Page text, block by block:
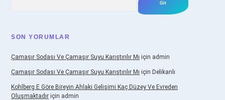
SON YORUMLAR
Çamaşır Sodası Ve Çamaşır Suyu Karıştırılır Mı için admin
Çamaşır Sodası Ve Çamaşır Suyu Karıştırılır Mı için Delikanlı
Kohlberg E Göre Bireyin Ahlaki Gelişimi Kaç Düzey Ve Evreden
Oluşmaktadır için admin